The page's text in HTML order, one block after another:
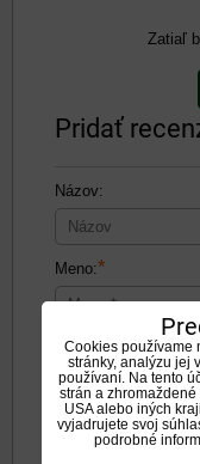
Zatiaľ
Pridať
Názov:
Meno:*
Recenzia:
Cookies používame
stránky, analýzu jej
používaní. Na tento
strán a
USA alebo iných
vyjadrujete svoj
podrobné